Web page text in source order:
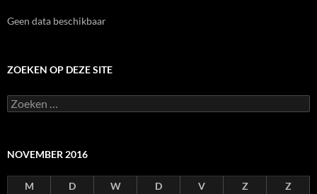
Geen data beschikbaar
ZOEKEN OP DEZE SITE
Zoeken
naar:
NOVEMBER 2016
M D W D V Z
Z